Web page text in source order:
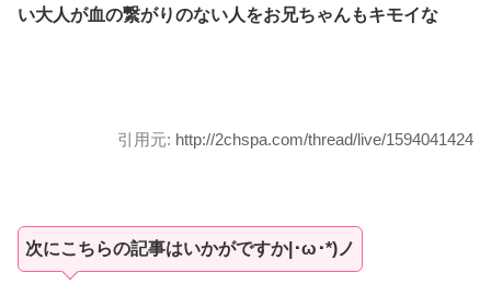
い大人が血の繋がりのない人をお兄ちゃんもキモイな
引用元: http://2chspa.com/thread/live/1594041424
次にこちらの記事はいかがですか|･ω･*)ノ